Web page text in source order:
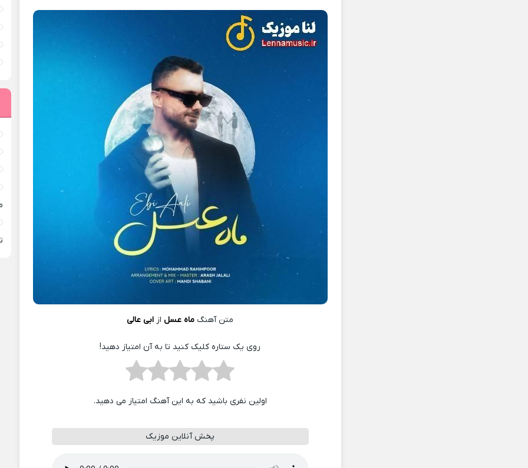
متن آهنگ ماه عسل از ابی عالی
روی یک ستاره کلیک کنید تا به آن امتیاز دهید!
اولین نفری باشید که به این آهنگ امتیاز می دهید.
پخش آنلاین موزیک